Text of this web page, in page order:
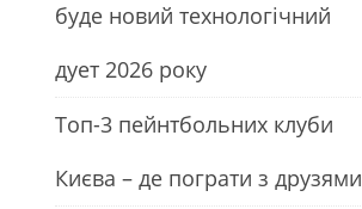
буде новий технологічний
дует 2026 року
Топ-3 пейнтбольних клуби
Києва – де пограти з друзями